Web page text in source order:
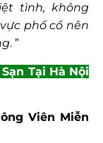
tình, không
phố cổ nên
. ”
Tại Hà Nội
Viên Miễn